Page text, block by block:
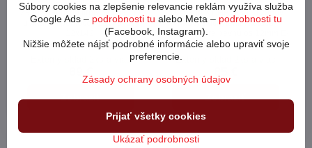
Zadný náboj od firmy Shimano s
upínaním pomocou pevnej osy
Zobraziť
Shimano XT HB-M8010 zadný
náboj s uchytením kotúča
centerlock pre pevnú os 12mm E-
Thru.
Externy sklad 2ks a viac
Zobraziť
Súbory cookies na zlepšenie relevancie reklám využíva služba
Google Ads – podrobnosti tu alebo Meta – podrobnosti tu
(Facebook, Instagram).
Nižšie môžete nájsť podrobné informácie alebo upraviť svoje
preferencie.
Zásady ochrany osobných údajov
Ukázať podrobnosti
Prijať všetky cookies